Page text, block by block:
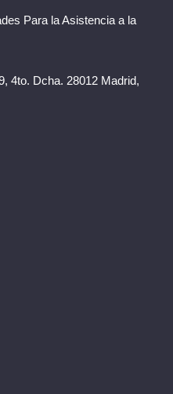
Para la Asistencia a la
4to. Dcha. 28012 Madrid,